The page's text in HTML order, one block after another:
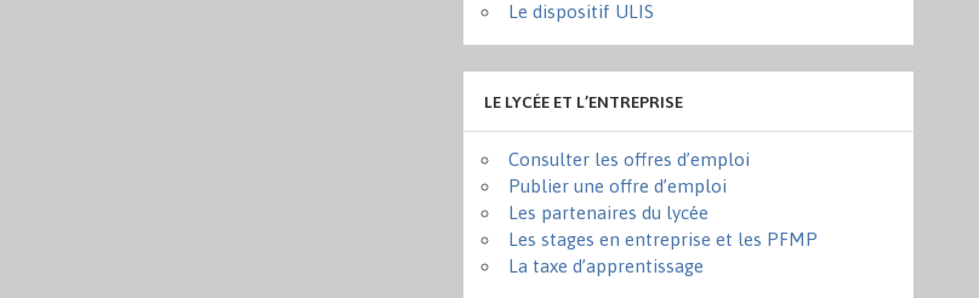
Le dispositif ULIS
LE LYCÉE ET L’ENTREPRISE
Consulter les offres d’emploi
Publier une offre d’emploi
Les partenaires du lycée
Les stages en entreprise et les PFMP
La taxe d’apprentissage